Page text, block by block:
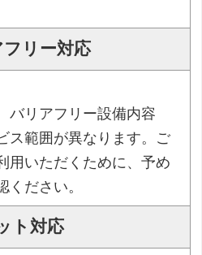
リー対応
バリアフリー設備内容
ス範囲が異なります。ご
用いただくために、予め
ください。
ト対応